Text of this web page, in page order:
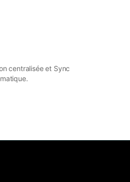
centralisée et Sync